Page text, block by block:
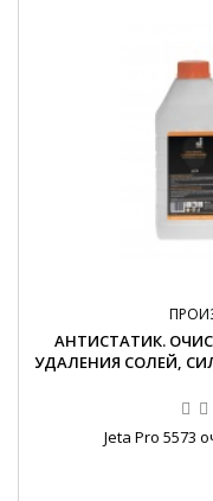
АНТИСТАТИК.
УДАЛЕНИЯ СОЛЕЙ,
Jeta Pro 5573